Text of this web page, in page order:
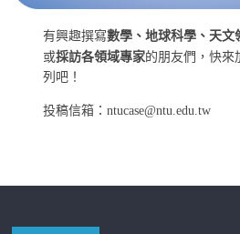
有興趣撰寫數學、地球科學、天文
或採訪各領域專家的朋友們，快來
列吧！
投稿信箱：ntucase@ntu.edu.tw